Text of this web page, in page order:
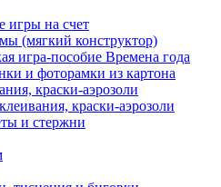
игры на счет
(мягкий конструктор)
игра-пособие Времена года
и фоторамки из картона
краски-аэрозоли
краски-аэрозоли
и стержни